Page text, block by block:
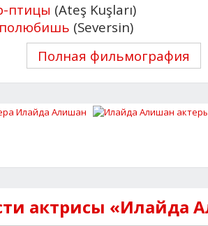
птицы (Ateş Kuşları)
(Seversin)
Полная фильмография
актрисы «Илайда